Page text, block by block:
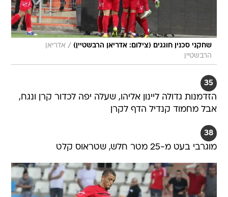
שחקני סכנין חוגגים (צילום: אדריאן הרבשטיין) / אדריאן
הרבשטיין
35
הזדמנות גדולה ליינון אליהו, שעלה יפה לכדור קרן ונגח,
אבל מחמוד קנדיל הדף לקרן
38
מוגרבי בעט מ-25 מטר חלש, שטראוס קלט